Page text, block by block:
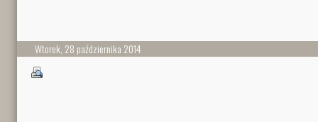
Wtorek, 28 października 2014